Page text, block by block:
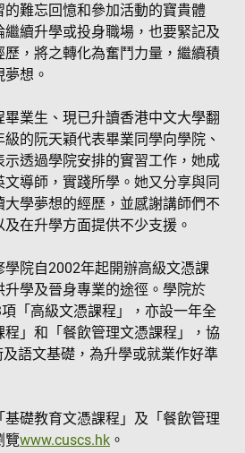
難忘回憶和參加活動的寶貴體
續升學或投身職場，也要緊記及
，將之轉化為奮鬥力量，繼續積
想。
業生、現已升讀香港中文大學翻
的阮天穎代表畢業同學向學院、
透過學院安排的實習工作，她成
導師，實踐所學。她又分享與同
學夢想的經歷，並感謝講師們不
在升學方面提供不少支援。
院自2002年起開辦高級文憑課
學及晉身專業的途徑。學院於
「高級文憑課程」，亦設一年全
程」和「餐飲管理文憑課程」，協
語文基礎，為升學或就業作好準
基礎教育文憑課程」及「餐飲管理
覽www.cuscs.hk 。